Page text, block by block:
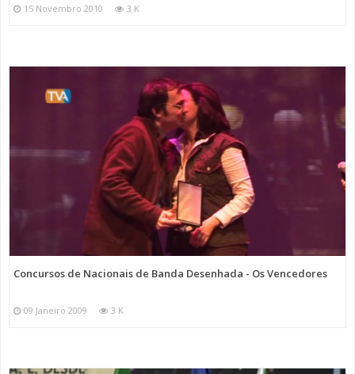
15 Novembro 2010 3 K
Concursos de Nacionais de Banda Desenhada - Os Vencedores
09 Janeiro 2009 3 K